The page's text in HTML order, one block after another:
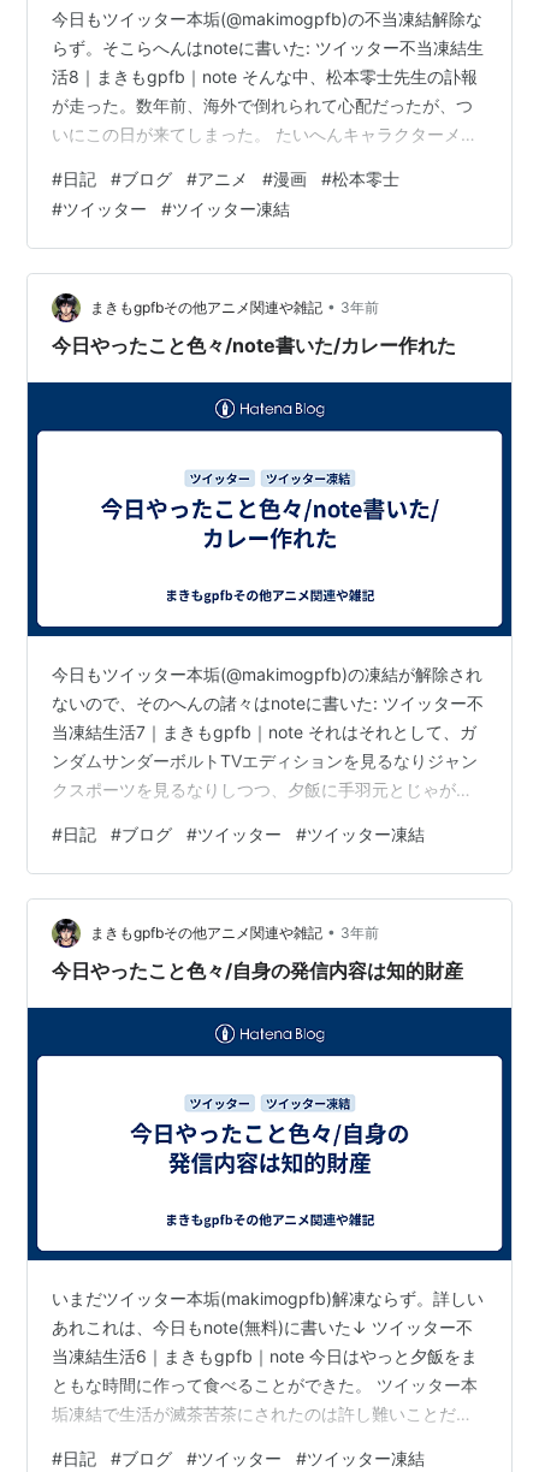
今日もツイッター本垢(@makimogpfb)の不当凍結解除な
らず。そこらへんはnoteに書いた: ツイッター不当凍結生
活8｜まきもgpfb｜note そんな中、松本零士先生の訃報
が走った。数年前、海外で倒れられて心配だったが、つ
いにこの日が来てしまった。 たいへんキャラクターメイ
流石にリアタイ世代ではないが、銀河鉄道999や宇宙戦
艦ヤマトのアニメ映画が山程再放送されていて、慣れ親
しんだものだ。 いつぞやか、松本零士先生が描いた銀河
鉄道999のリューズの絵がバチクソにキマっているのが
話題になって、こりゃ全ての絵描きやアニメーターがひ
れ伏すわと思…
#日記 #ブログ #アニメ #漫画 #松本零士
#ツイッター #ツイッター凍結
まきもgpfbその他アニメ関連や雑記 • 3年前
今日やったこと色々/note書いた/カレー作れた
今日もツイッター本垢(@makimogpfb)の凍結が解除され
ないので、そのへんの諸々はnoteに書いた: ツイッター不
当凍結生活7｜まきもgpfb｜note それはそれとして、ガ
ンダムサンダーボルトTVエディションを見るなりジャン
クスポーツを見るなりしつつ、夕飯に手羽元とじゃがい
で生活を立て直すまで大変だったが、少し改善しつつあ
る。 マストドンやdiscord、note、(前からやっていた)イ
ンスタグラムなど、ツイッター本垢凍結後、ツイッター
以外の繋がりができて、それは大いに助かっているのだ
が、だからといってツイッター社の態度は我慢ならない
#日記 #ブログ #ツイッター #ツイッター凍結
まきもgpfbその他アニメ関連や雑記 • 3年前
今日やったこと色々/自身の発信内容は知的財産
いまだツイッター本垢(makimogpfb)解凍ならず。詳しい
あれこれは、今日もnote(無料)に書いた↓ ツイッター不
当凍結生活6｜まきもgpfb｜note 今日はやっと夕飯をま
ともな時間に作って食べることができた。 ツイッター本
垢凍結で生活が滅茶苦茶にされたのは許し難いことだ
#日記 #ブログ #ツイッター #ツイッター凍結